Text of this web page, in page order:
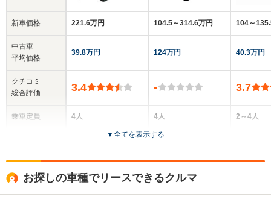
新車価格
中古車
平均価格
クチコミ
総合評価
乗車定員
221.6万円
39.8万円
3.4
4人
全高
1.88m
104.5～314.6万円
124万円
-
4人
5ドア
1.89m
104～
40.3万円
3.7
2～4人
▼全てを表示する
お探しの車種でリースできるクルマ